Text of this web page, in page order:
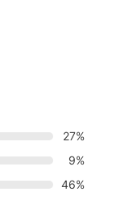
27%
9%
46%